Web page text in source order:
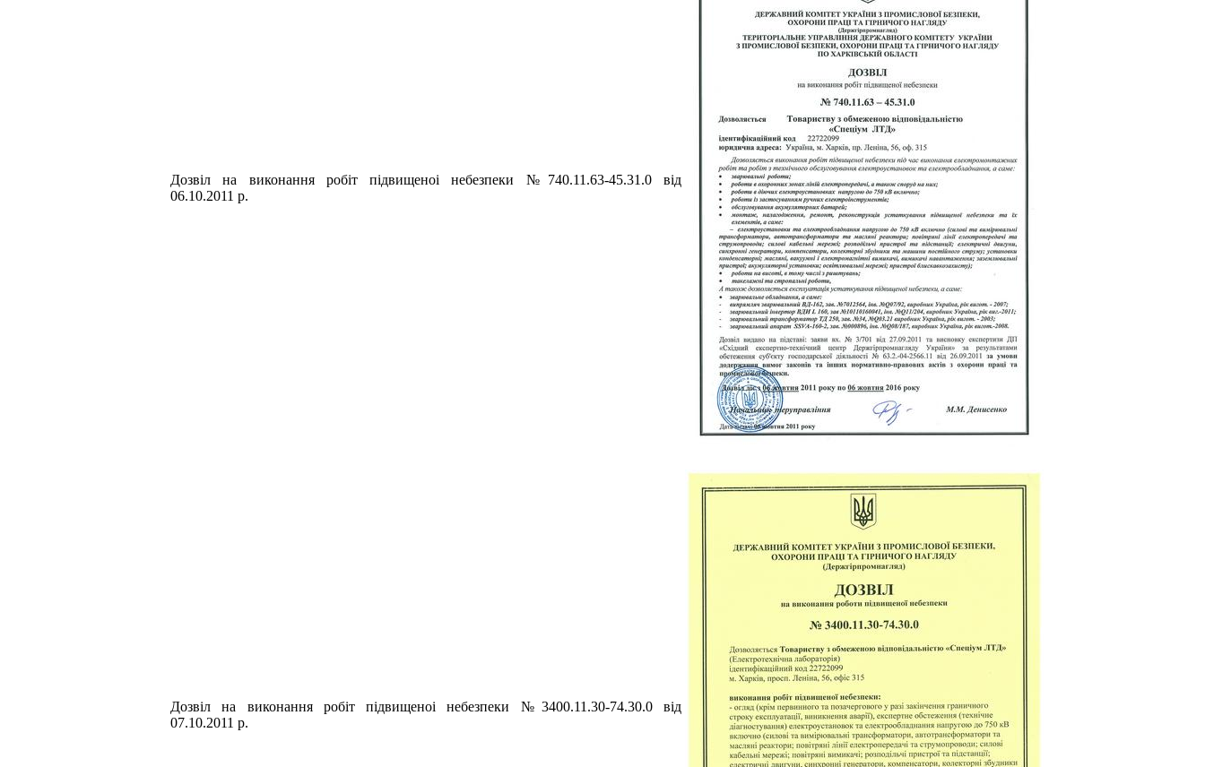
Дозвiл на виконання робiт пiдвищеноi небезпеки №740.11.63-45.31.0 вiд
06.10.2011 р.
Дозвiл на виконання робiт пiдвищеноi небезпеки №3400.11.30-74.30.0 вiд
07.10.2011 р.